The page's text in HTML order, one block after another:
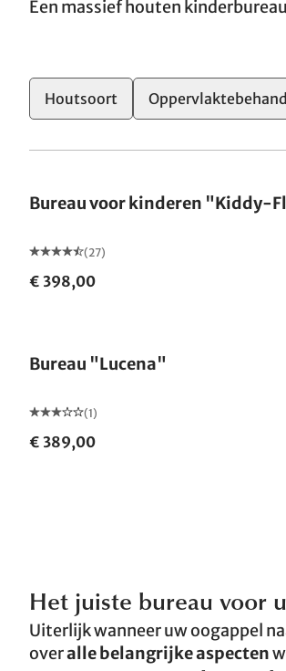
Een massief houten
Houtsoort
Bureau voor kinderen "Kiddy-
(27)
€ 398,00
Bureau "Lucena"
(1)
€ 389,00
Het juiste bureau voor
Uiterlijk wanneer uw oogappel
overalle belangrijke aspecten